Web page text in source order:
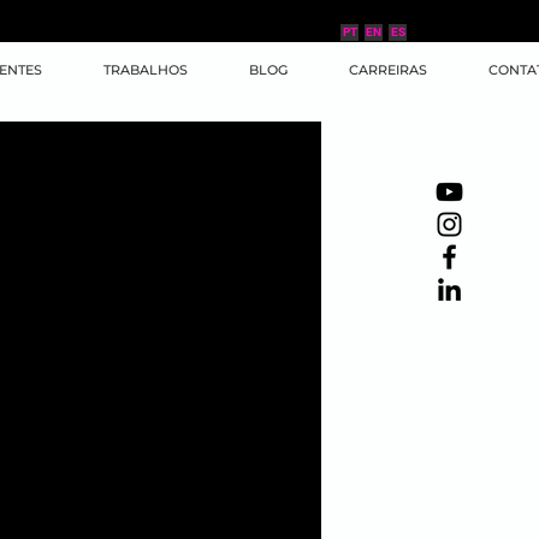
ES
EN
PT
TRABALHOS BLOG CARREIRAS